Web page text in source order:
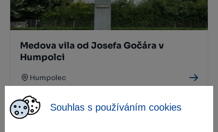
Souhlas s používáním cookies
Medova vila od Josefa Gočára v
Humpolci
Humpolec